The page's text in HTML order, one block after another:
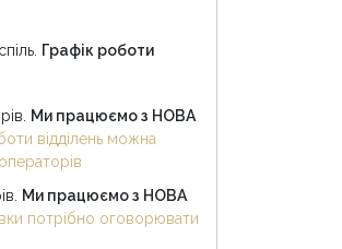
Графік роботи
Ми працюємо з НОВА
відділень можна
Ми працюємо з НОВА
потрібно оговорювати